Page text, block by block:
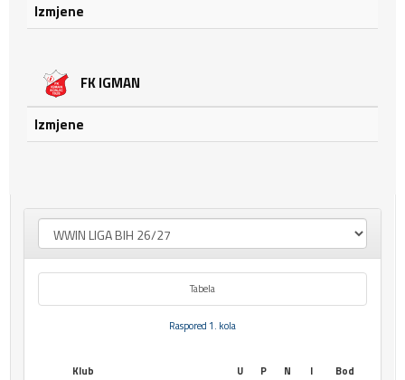
Izmjene
FK IGMAN
Izmjene
Tabela
Raspored 1. kola
Klub U P N I
Bod